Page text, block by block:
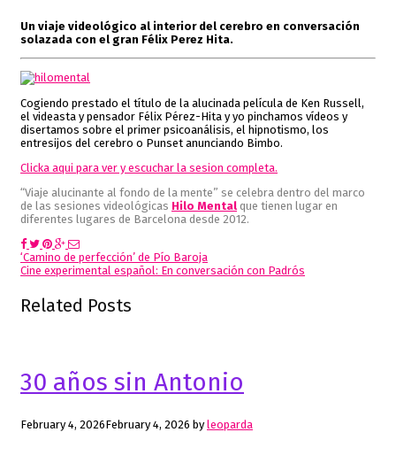
Un viaje videológico al interior del cerebro en conversación
solazada con el gran Félix Perez Hita.
Cogiendo prestado el título de la alucinada película de Ken Russell,
el videasta y pensador Félix Pérez-Hita y yo pinchamos vídeos y
disertamos sobre el primer psicoanálisis, el hipnotismo, los
entresijos del cerebro o Punset anunciando Bimbo.
Clicka aqui para ver y escuchar la sesion completa.
“Viaje alucinante al fondo de la mente” se celebra dentro del marco
de las sesiones videológicas Hilo Mental que tienen lugar en
diferentes lugares de Barcelona desde 2012.
Post
navigation
‘Camino de perfección’ de Pío Baroja
Cine experimental español: En conversación con Padrós
Related Posts
30 años sin Antonio
February 4, 2026February 4, 2026 byleoparda